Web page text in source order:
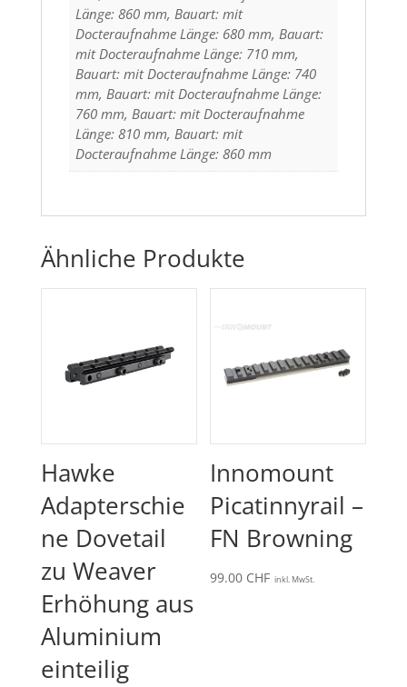
Länge: 860 mm, Bauart: mit
Docteraufnahme Länge: 680 mm, Bauart:
mit Docteraufnahme Länge: 710 mm,
Bauart: mit Docteraufnahme Länge: 740
mm, Bauart: mit Docteraufnahme Länge:
760 mm, Bauart: mit Docteraufnahme
Länge: 810 mm, Bauart: mit
Docteraufnahme Länge: 860 mm
Ähnliche Produkte
Hawke
Adapterschie
ne Dovetail
zu Weaver
Erhöhung aus
Aluminium
einteilig
Innomount
Picatinnyrail –
FN Browning
99.00 CHF inkl. MwSt.